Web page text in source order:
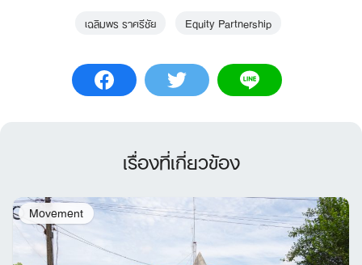
เฉลิมพร ราศรีชัย Equity Partnership
เรื่องที่เกี่ยวข้อง
Movement